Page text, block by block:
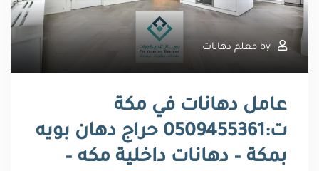
by معلم دهانات
عامل دهانات في مكة
ت:0509455361 حراج دهان بويه
بمكة – دهانات داخلية مكه –